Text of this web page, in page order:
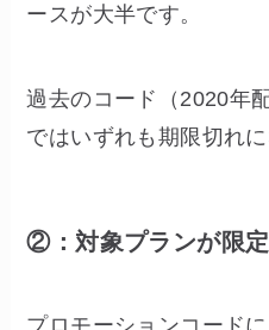
ースが大半です。
過去のコード（2020年
ではいずれも期限切れに
②：対象プランが限
プロモーションコードに